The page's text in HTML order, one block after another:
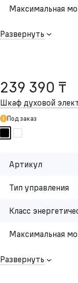
Максимальная
Развернуть
239 390 ₸
Шкаф духовой
Под заказ
Артикул
Тип управления
Класс
Максимальная
Развернуть